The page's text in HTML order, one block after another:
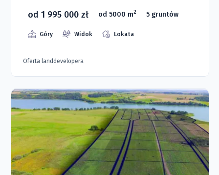
od 1 995 000 zł od 5000 m2 5 gruntów
Góry Widok Lokata
Oferta landdevelopera